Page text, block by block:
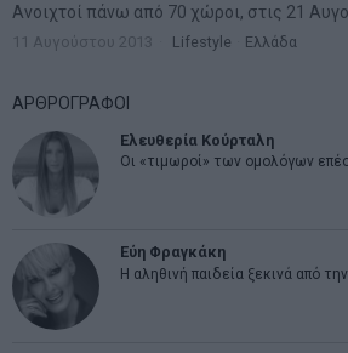
Ανοιχτοί πάνω από 70 χώροι, στις 21
11 Αυγούστου 2013 Lifestyle Ελλάδα
ΑΡΘΡΟΓΡΑΦΟΙ
Ελευθερία Κούρταλη
Οι «τιμωροί» των ομολόγων
Εύη Φραγκάκη
Η αληθινή παιδεία ξεκινά από